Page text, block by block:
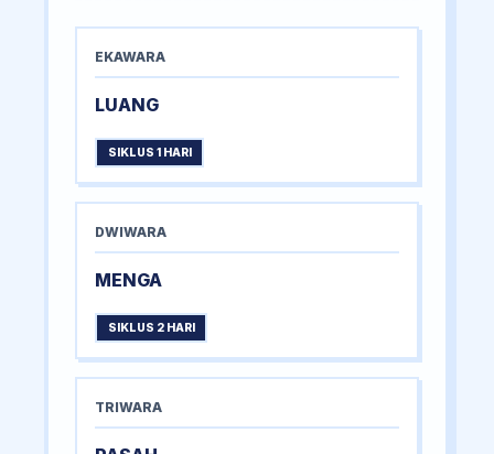
EKAWARA
LUANG
SIKLUS 1 HARI
DWIWARA
MENGA
SIKLUS 2 HARI
TRIWARA